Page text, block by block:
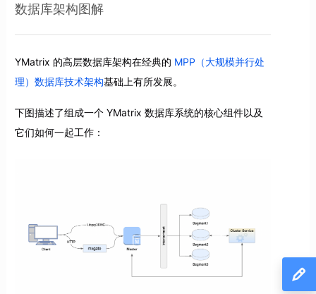
数据库架构图解
YMatrix 的高层数据库架构在经典的 MPP（大规模并行处
理）数据库技术架构基础上有所发展。
下图描述了组成一个 YMatrix 数据库系统的核心组件以及
它们如何一起工作：